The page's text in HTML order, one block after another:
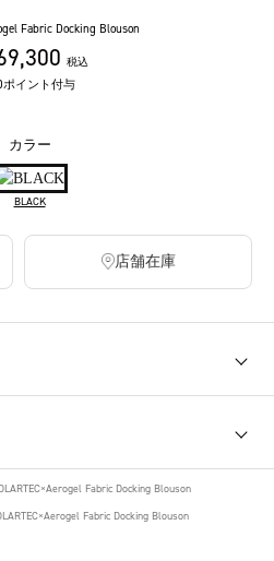
Fabric Docking Blouson
税込
ポイント付与
カラー
BLACK
店舗在庫
Fabric Docking Blouson
Fabric Docking Blouson